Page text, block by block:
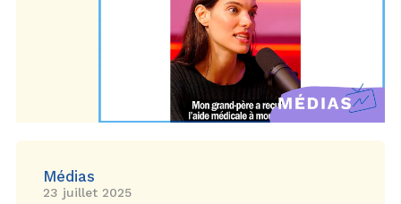
Médias
23 juillet 2025